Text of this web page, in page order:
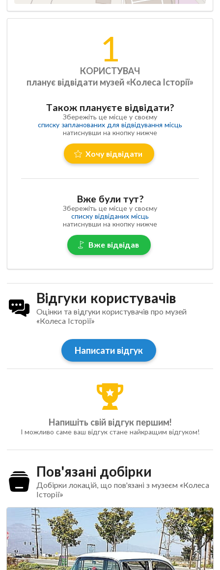
1
КОРИСТУВАЧ
планує відвідати музей «Колеса Історії»
Також плануєте відвідати?
Збережіть це місце у своєму
списку запланованих для відвідування місць
натиснувши на кнопку нижче
Хочу відвідати
Вже були тут?
Збережіть це місце у своєму
списку відвіданих місць
натиснувши на кнопку нижче
Вже відвідав
Відгуки користувачів
Оцінки та відгуки користувачів про музей
«Колеса Історії»
Написати відгук
Напишіть свій відгук першим!
І можливо саме ваш відгук стане найкращим відгуком!
Пов'язані добірки
Добірки локацій, що пов'язані з музеєм «Колеса
Історії»